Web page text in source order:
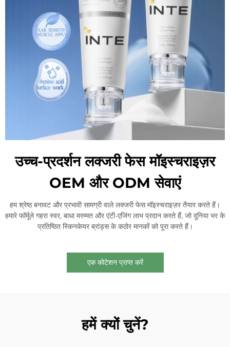
उच्च-प्रदर्शन लक्जरी फेस मॉइस्चराइज़र
OEM और ODM सेवाएं
हम श्रेष्ठ बनावट और प्रभावी सामग्री वाले लक्जरी फेस मॉइस्चराइज़र तैयार करते हैं।
हमारे फॉर्मूले गहरा स्वर, बाधा मरम्मत और एंटी-एजिंग लाभ प्रदान करते हैं, जो दुनिया भर के
प्रतिष्ठित स्किनकेयर ब्रांड्स के कठोर मानकों को पूरा करते हैं।
एक कोटेशन प्राप्त करें
हमें क्यों चुनें?